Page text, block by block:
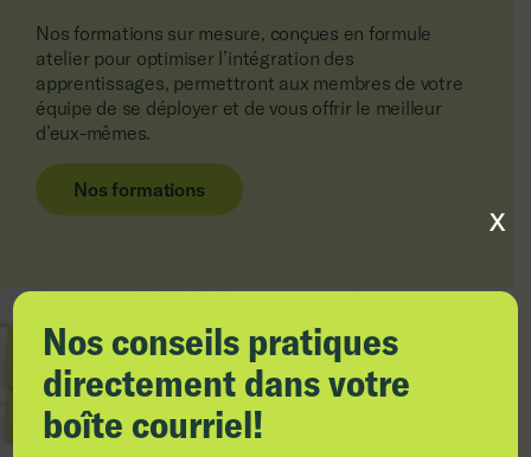
Nos formations sur mesure, conçues en formule
atelier pour optimiser l’intégration des
apprentissages, permettront aux membres de votre
équipe de se déployer et de vous offrir le meilleur
d’eux-mêmes.
Nos formations
Nos conseils pratiques
directement dans votre
boîte courriel!
X